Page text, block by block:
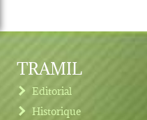
TRAMIL
Editorial
Historique